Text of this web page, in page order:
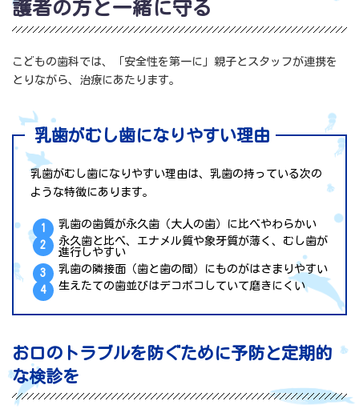
護者の方と一緒に守る
こどもの歯科では、「安全性を第一に」親子とスタッフが連携を
とりながら、治療にあたります。
乳歯がむし歯になりやすい理由
乳歯がむし歯になりやすい理由は、乳歯の持っている次の
ような特徴にあります。
乳歯の歯質が永久歯（大人の歯）に比べやわらかい
永久歯と比べ、エナメル質や象牙質が薄く、むし歯が
進行しやすい
乳歯の隣接面（歯と歯の間）にものがはさまりやすい
生えたての歯並びはデコボコしていて磨きにくい
お口のトラブルを防ぐために予防と定期的
な検診を